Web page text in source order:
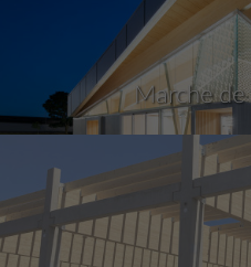
Marche de